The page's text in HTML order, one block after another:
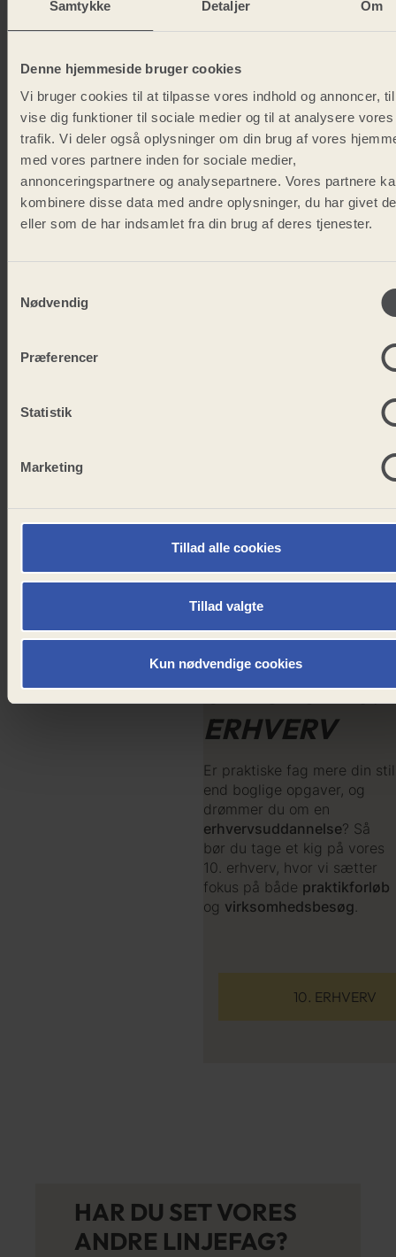
Samtykke Detaljer Om
Denne hjemmeside bruger cookies
Vi bruger cookies til at tilpasse vores indhold og annoncer,
vise dig funktioner til sociale medier og til at analysere vores
trafik. Vi deler også oplysninger om din brug af vores
med vores partnere inden for sociale medier,
annonceringspartnere og analysepartnere. Vores partnere
kombinere disse data med andre oplysninger, du har givet
eller som de har indsamlet fra din brug af deres tjenester.
Nødvendig
Præferencer
Statistik
Marketing
Tillad alle cookies
Tillad valgte
Kun nødvendige cookies
KOMOG OPLEV
SÆDDING
EFTERSKOLE!
Den bedste måde at mærkeefterskolelivet
besøg, få en rundvisning, og stil alle dine
hvad Sædding Efterskole har at byde på!
UDFORSK10.
ERHVERV
Er praktiske fag mere din stil
end boglige opgaver, og
drømmer du om en
erhvervsuddannelse? Så
bør du tage et kig på vores
10. erhverv, hvor vi sætter
fokus på både praktikforløb
og virksomhedsbesøg
10. ERHVERV
HAR DU SET VORES
ANDRE LINJEFAG?